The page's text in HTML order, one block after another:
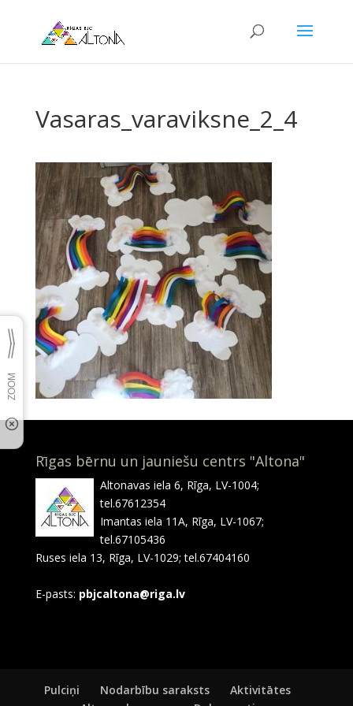
Vasaras_varaviksne_2_4
Rīgas bērnu un jauniešu centrs "Altona"
Altonavas iela 6, Rīga, LV-1004;
tel.67612354
Imantas iela 11A, Rīga, LV-1067;
tel.67105436
Ruses iela 13, Rīga, LV-1029; tel.67404160
E-pasts: pbjcaltona@riga.lv
Pulciņi Nodarbību saraksts
Aktivitātes